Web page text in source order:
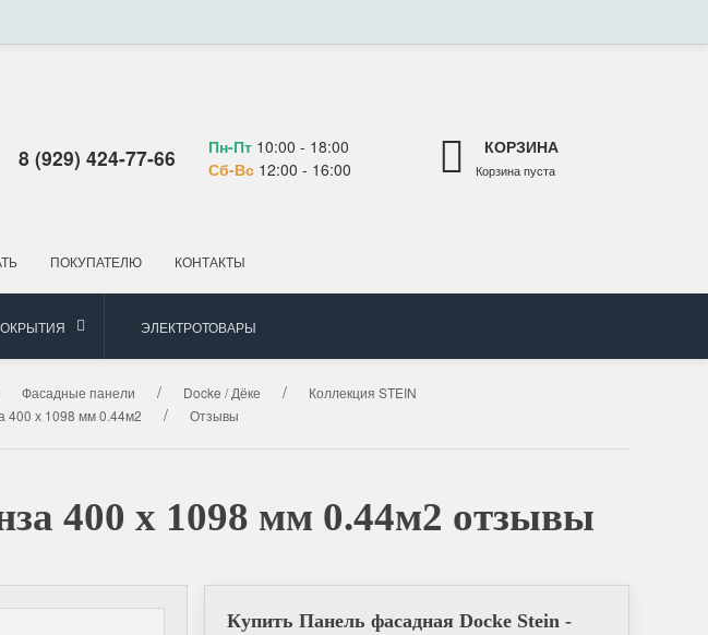
8 (929) 424-77-66 Пн-Пт 10:00 - 18:00
Сб-Вс 12:00 - 16:00
КОРЗИНА
Корзина пуста
ПОКУПАТЕЛЮ КОНТАКТЫ
ЭЛЕКТРОТОВАРЫ
Фасадные панели Docke / Дёке
Коллекция STEIN
400 х 1098 мм 0.44м2
Отзывы
400 х 1098 мм 0.44м2 отзывы
Купить Панель фасадная Docke Stein -